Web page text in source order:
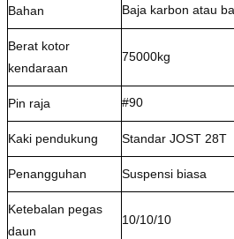
Bahan Baja karbon atau
Berat kotor
kendaraan
75000kg
Pin raja #90
Kaki pendukung Standar JOST 28T
Penangguhan Suspensi biasa
Ketebalan pegas
daun
10/10/10